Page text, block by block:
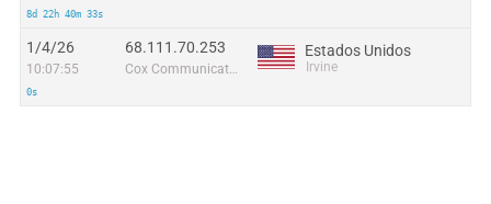
8d 22h 40m 33s
1/4/26
10:07:55
0s
68.111.70.253
Cox Communications Inc.
Estados Unidos
Irvine